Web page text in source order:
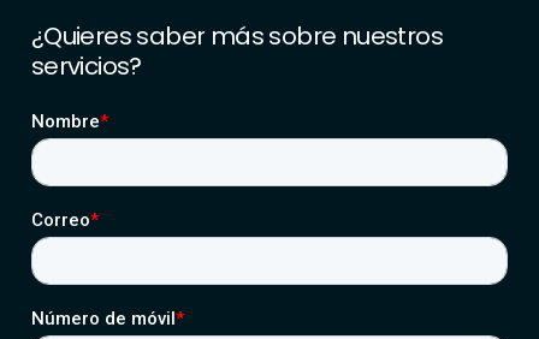
¿Quieressaber mássobre nuestros
servicios?